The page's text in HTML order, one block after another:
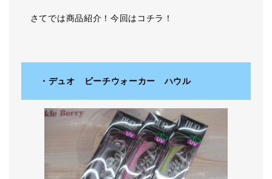
さてでは商品紹介！今回はコチラ！
・デュオ ビーチウォーカー ハウル